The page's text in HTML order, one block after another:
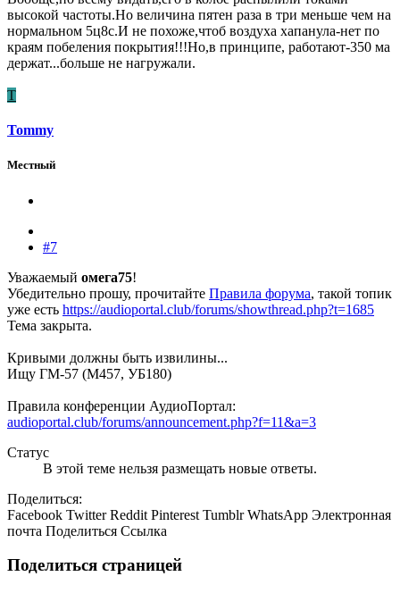
высокой частоты.Но величина пятен раза в три меньше чем на
нормальном 5ц8с.И не похоже,чтоб воздуха хапанула-нет по
краям побеления покрытия!!!Но,в принципе, работают-350 ма
держат...больше не нагружали.
T
Tommy
Местный
#7
Уважаемый омега75!
Убедительно прошу, прочитайте Правила форума, такой топик
уже есть https://audioportal.club/forums/showthread.php?t=1685
Тема закрыта.
Кривыми должны быть извилины...
Ищу ГМ-57 (М457, УБ180)
Правила конференции АудиоПортал:
audioportal.club/forums/announcement.php?f=11&a=3
Статус
В этой теме нельзя размещать новые ответы.
Поделиться:
Facebook Twitter Reddit Pinterest Tumblr WhatsApp Электронная
почта Поделиться Ссылка
Поделиться страницей